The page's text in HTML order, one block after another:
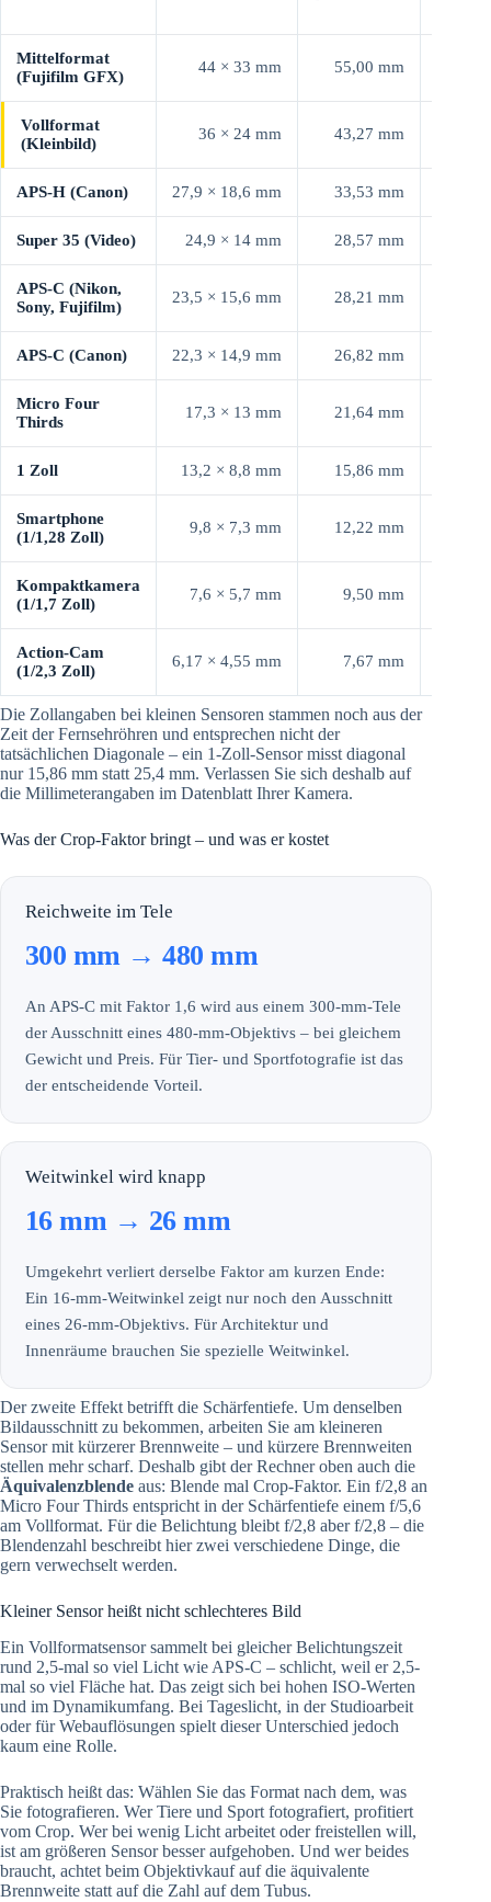
Mittelformat
(Fujifilm GFX)
44 × 33 mm 55,00 mm
Vollformat
(Kleinbild)
36 × 24 mm 43,27 mm
APS-H (Canon) 27,9 × 18,6 mm 33,53 mm
Super 35 (Video) 24,9 × 14 mm 28,57 mm
APS-C (Nikon,
Sony, Fujifilm)
23,5 × 15,6 mm 28,21 mm
APS-C (Canon) 22,3 × 14,9 mm 26,82 mm
Micro Four
Thirds
17,3 × 13 mm 21,64 mm
1 Zoll 13,2 × 8,8 mm 15,86 mm
Smartphone
(1/1,28 Zoll)
9,8 × 7,3 mm 12,22 mm
Kompaktkamera
(1/1,7 Zoll)
7,6 × 5,7 mm 9,50 mm
Action-Cam
(1/2,3 Zoll)
6,17 × 4,55 mm 7,67 mm
Die Zollangaben bei kleinen Sensoren stammen noch aus der
Zeit der Fernsehröhren und entsprechen nicht der
tatsächlichen Diagonale – ein 1-Zoll-Sensor misst diagonal
nur 15,86 mm statt 25,4 mm. Verlassen Sie sich deshalb auf
die Millimeterangaben im Datenblatt Ihrer Kamera.
Was der Crop-Faktor bringt – und was er kostet
Reichweite im Tele
300 mm → 480 mm
An APS-C mit Faktor 1,6 wird aus einem 300-mm-Tele
der Ausschnitt eines 480-mm-Objektivs – bei gleichem
Gewicht und Preis. Für Tier- und Sportfotografie ist das
der entscheidende Vorteil.
Weitwinkel wird knapp
16 mm → 26 mm
Umgekehrt verliert derselbe Faktor am kurzen Ende:
Ein 16-mm-Weitwinkel zeigt nur noch den Ausschnitt
eines 26-mm-Objektivs. Für Architektur und
Innenräume brauchen Sie spezielle Weitwinkel.
Der zweite Effekt betrifft die Schärfentiefe. Um denselben
Bildausschnitt zu bekommen, arbeiten Sie am kleineren
Sensor mit kürzerer Brennweite – und kürzere Brennweiten
stellen mehr scharf. Deshalb gibt der Rechner oben auch die
Äquivalenzblende aus: Blende mal Crop-Faktor. Ein f/2,8 an
Micro Four Thirds entspricht in der Schärfentiefe einem f/5,6
am Vollformat. Für die Belichtung bleibt f/2,8 aber f/2,8 – die
Blendenzahl beschreibt hier zwei verschiedene Dinge, die
gern verwechselt werden.
Kleiner Sensor heißt nicht schlechteres Bild
Ein Vollformatsensor sammelt bei gleicher Belichtungszeit
rund 2,5-mal so viel Licht wie APS-C – schlicht, weil er 2,5-
mal so viel Fläche hat. Das zeigt sich bei hohen ISO-Werten
und im Dynamikumfang. Bei Tageslicht, in der Studioarbeit
oder für Webauflösungen spielt dieser Unterschied jedoch
kaum eine Rolle.
Praktisch heißt das: Wählen Sie das Format nach dem, was
Sie fotografieren. Wer Tiere und Sport fotografiert, profitiert
vom Crop. Wer bei wenig Licht arbeitet oder freistellen will,
ist am größeren Sensor besser aufgehoben. Und wer beides
braucht, achtet beim Objektivkauf auf die äquivalente
Brennweite statt auf die Zahl auf dem Tubus.